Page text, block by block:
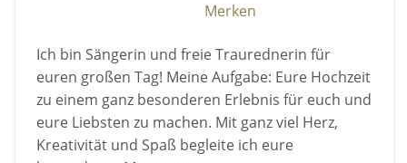
Merken
Ich bin Sängerin und freie Traurednerin für
euren großen Tag! Meine Aufgabe: Eure Hochzeit
zu einem ganz besonderen Erlebnis für euch und
eure Liebsten zu machen. Mit ganz viel Herz,
Kreativität und Spaß begleite ich eure